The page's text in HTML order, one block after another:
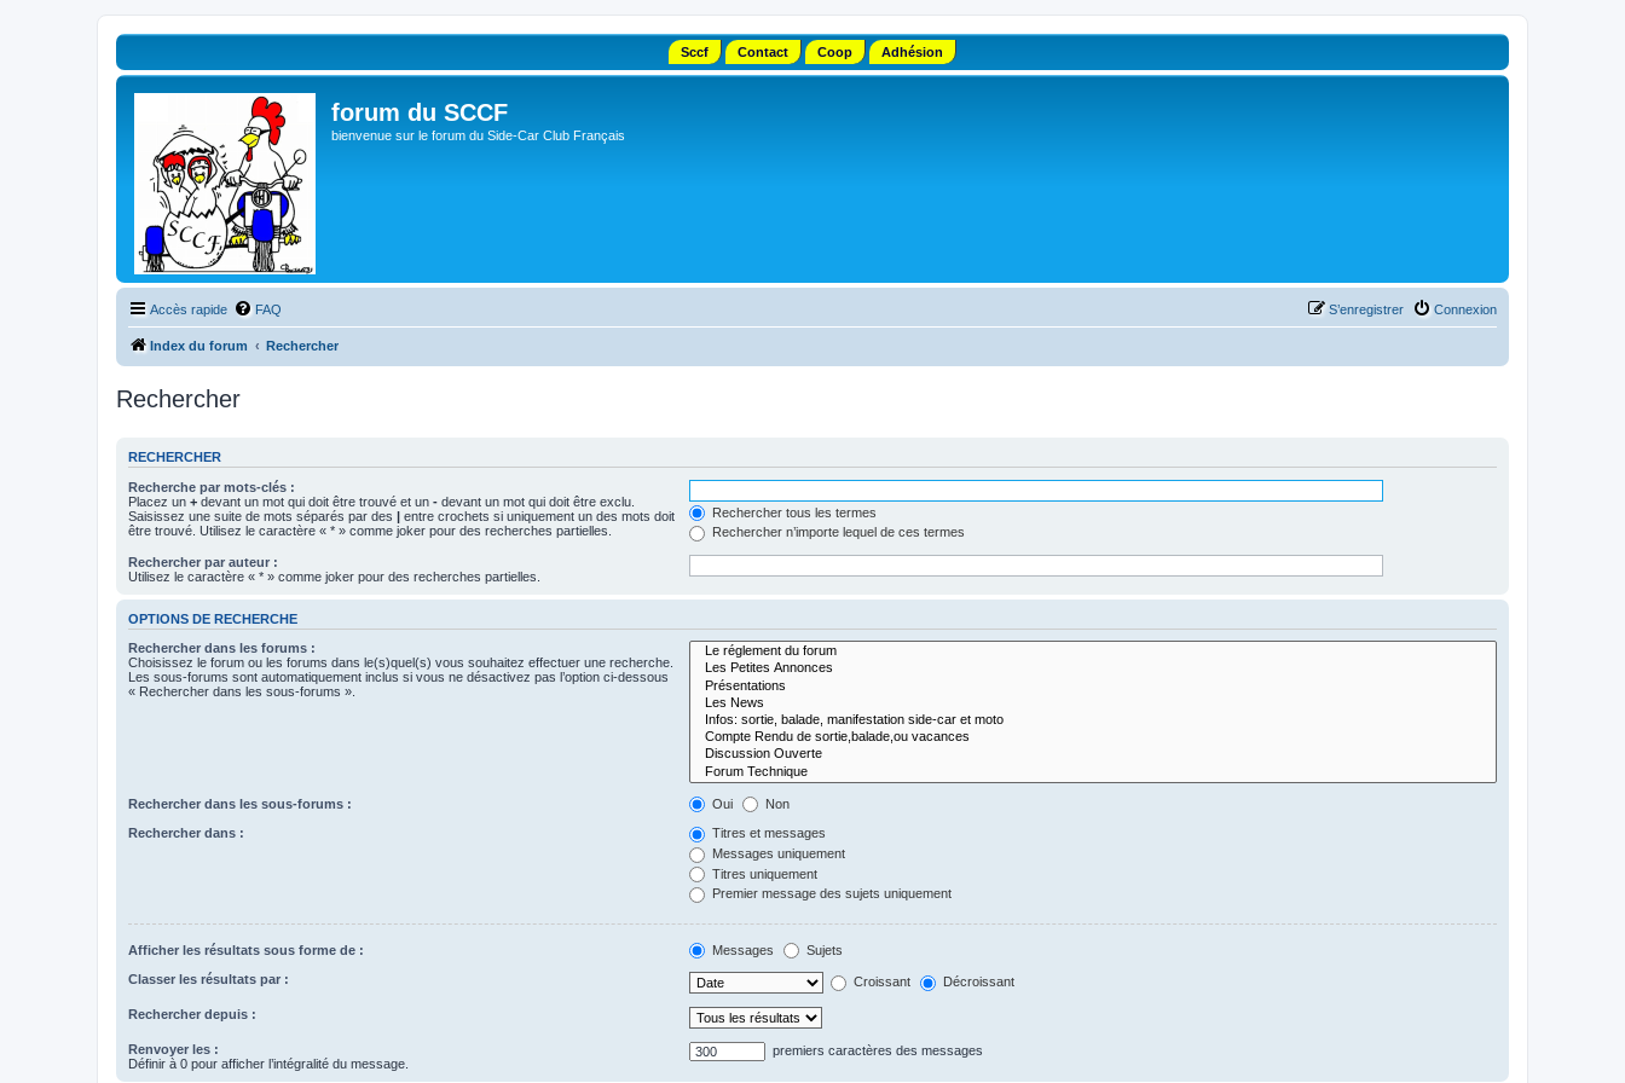
Sccf Contact Coop Adhésion
forum du SCCF
bienvenue sur le forum du Side-Car Club Français
Accès rapide FAQ Connexion
S’enregistrer
Index du forum Rechercher
Rechercher
RECHERCHER
Recherche par mots-clés :
Placez un + devant un mot qui doit être trouvé et un - devant un mot qui doit être exclu.
Saisissez une suite de mots séparés par des | entre crochets si uniquement un des mots doit
être trouvé. Utilisez le caractère « * » comme joker pour des recherches partielles.
Rechercher tous les termes
Rechercher n’importe lequel de ces termes
Rechercher par auteur :
Utilisez le caractère « * » comme joker pour des recherches partielles.
OPTIONS DE RECHERCHE
Rechercher dans les forums :
Choisissez le forum ou les forums dans le(s)quel(s) vous souhaitez effectuer une recherche.
Les sous-forums sont automatiquement inclus si vous ne désactivez pas l’option ci-dessous
« Rechercher dans les sous-forums ».
Rechercher dans les sous-forums : Oui Non
Rechercher dans :
Titres et messages
Messages uniquement
Titres uniquement
Premier message des sujets uniquement
Afficher les résultats sous forme de : Messages Sujets
Classer les résultats par : Croissant Décroissant
Rechercher depuis :
Renvoyer les :
Définir à 0 pour afficher l’intégralité du message.
premiers caractères des messages